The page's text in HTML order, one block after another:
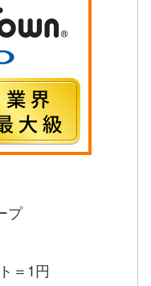
プ
＝1円